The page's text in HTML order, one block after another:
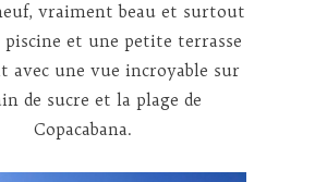
vraiment beau et surtout
et une petite terrasse
avec une vue incroyable sur
de sucre et la plage de
Copacabana.